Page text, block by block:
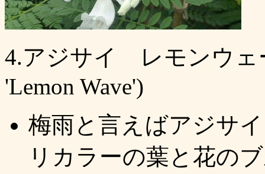
4.アジサイ レモンウェ
'Lemon Wave')
梅雨と言えばアジサ
リカラーの葉と花の